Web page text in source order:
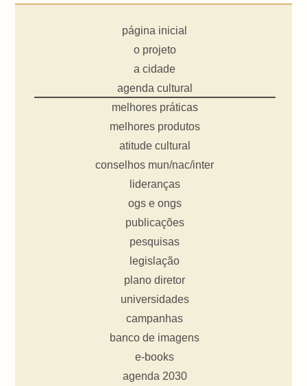
página inicial
o projeto
a cidade
agenda cultural
melhores práticas
melhores produtos
atitude cultural
conselhos mun/nac/inter
lideranças
ogs e ongs
publicações
pesquisas
legislação
plano diretor
universidades
campanhas
banco de imagens
e-books
agenda 2030